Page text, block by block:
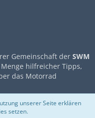
Gemeinschaft der SWM
hilfreicher Tipps,
das Motorrad
Impressum
unserer Seite erklären
setzen.